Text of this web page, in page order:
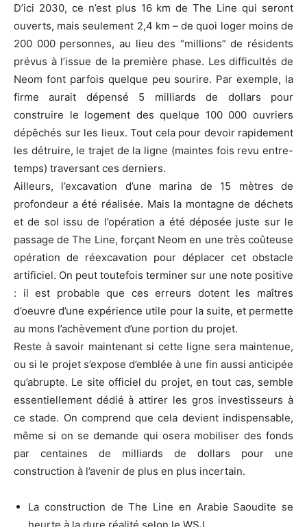
D’ici 2030, ce n’est plus 16 km de The Line qui seront
ouverts, mais seulement 2,4 km – de quoi loger moins de
200 000 personnes, au lieu des “millions” de résidents
prévus à l’issue de la première phase. Les difficultés de
Neom font parfois quelque peu sourire. Par exemple, la
firme aurait dépensé 5 milliards de dollars pour
construire le logement des quelque 100 000 ouvriers
dépêchés sur les lieux. Tout cela pour devoir rapidement
les détruire, le trajet de la ligne (maintes fois revu entre-
temps) traversant ces derniers.
Ailleurs, l’excavation d’une marina de 15 mètres de
profondeur a été réalisée. Mais la montagne de déchets
et de sol issu de l’opération a été déposée juste sur le
passage de The Line, forçant Neom en une très coûteuse
opération de réexcavation pour déplacer cet obstacle
artificiel. On peut toutefois terminer sur une note positive
: il est probable que ces erreurs dotent les maîtres
d’oeuvre d’une expérience utile pour la suite, et permette
au mons l’achèvement d’une portion du projet.
Reste à savoir maintenant si cette ligne sera maintenue,
ou si le projet s’expose d’emblée à une fin aussi anticipée
qu’abrupte. Le site officiel du projet, en tout cas, semble
essentiellement dédié à attirer les gros investisseurs à
ce stade. On comprend que cela devient indispensable,
même si on se demande qui osera mobiliser des fonds
par centaines de milliards de dollars pour une
construction à l’avenir de plus en plus incertain.
La construction de The Line en Arabie Saoudite se
heurte à la dure réalité selon le WSJ.